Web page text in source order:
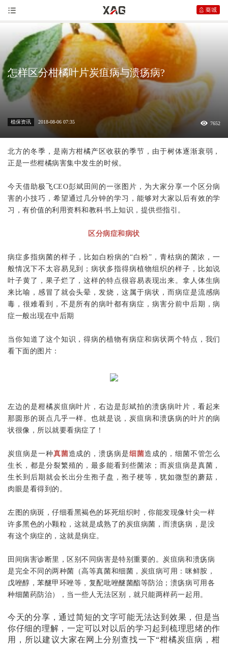
怎样区分柑橘叶片炭疽病与溃疡病?
植保资讯 2018-08-06 07:35 7652
北方的冬季，是南方柑橘产区收获的季节，由于树体逐渐衰弱，
正是一些柑橘病害集中发生的时候。
今天借助极飞CEO彭斌田间的一张图片，为大家分享一个区分病
害的小技巧，希望通过几分钟的学习，能够对大家以后有效的学
习，有价值的利用资料和教科书上知识，提供些指引。
区分病症和病状
病症多指病菌的样子，比如白粉病的“白粉”，青枯病的菌浓，一
般情况下不太容易见到；病状多指得病植物组织的样子，比如说
叶子黄了，果子烂了，这样的特点很容易表现出来。拿人体生病
来比喻，感冒了就会头晕，发烧，这属于病状，而病症是流感病
毒，很难看到， 不是所有的病叶都有病症，病害分前中后期，病
症一般出现在中后期
当你知道了这个知识，得病的植物有病症和病状两个特点，我们
看下面的图片：
左边的是柑橘炭疽病叶片，右边是彭斌拍的溃疡病叶片，看起来
那圆形的斑点几乎一样。也就是说，炭疽病和溃疡病的叶片的病
状很像，所以就要看病症了！
炭疽病是一种真菌造成的，溃疡病是细菌造成的，细菌不管怎么
生长，都是分裂繁殖的，最多能看到些菌浓；而炭疽病是真菌，
生长到后期就会长出分生孢子盘，孢子梗等，犹如微型的蘑菇，
肉眼是看得到的。
左图的病斑，仔细看黑褐色的坏死组织时，你能发现像针尖一样
许多黑色的小颗粒，这就是成熟了的炭疽病菌，而溃疡病，是没
有这个病症的，这就是病症。
田间病害诊断里，区别不同病害是特别重要的。炭疽病和溃疡病
是完全不同的两种菌（高等真菌和细菌，炭疽病可用：咪鲜胺，
戊唑醇，苯醚甲环唑等，复配吡唑醚菌酯等防治；溃疡病可用各
种细菌药防治），当一些人无法区别，就只能两样药一起用。
今天的分享，通过简短的文字可能无法达到效果，但是当
你仔细的理解，一定可以对以后的学习起到梳理思绪的作
用，所以建议大家在网上分别查找一下“柑橘炭疽病，柑